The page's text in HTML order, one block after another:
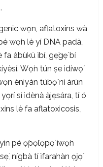
wọn, aflatoxins wà
wọ́n lè yí DNA padà,
fa àbùkù ìbí, gẹ́gẹ́ bí
Wọ́n tún ṣe ìdíwọ́
ènìyàn túbọ̀ ní àrùn
sí ìdènà àjẹsára, tí ó
lè fa aflatoxicosis,
pé ọ̀pọ̀lọpọ̀ ìwọ̀n
nígbà tí ìfarahàn ọjọ́